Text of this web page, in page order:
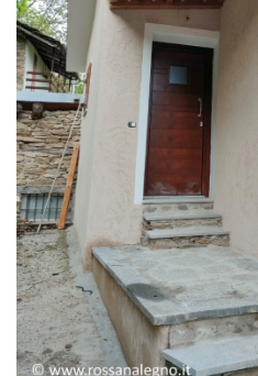
PENSILINA ENTRATA